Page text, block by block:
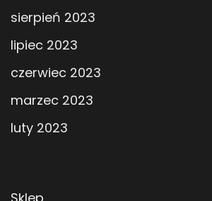
sierpień 2023
lipiec 2023
czerwiec 2023
marzec 2023
luty 2023